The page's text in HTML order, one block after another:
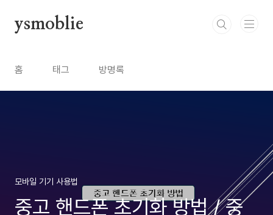
ysmoblie
홈 태그 방명록
모바일 기기 사용법
중고 핸드폰 초기화 방법 / 중